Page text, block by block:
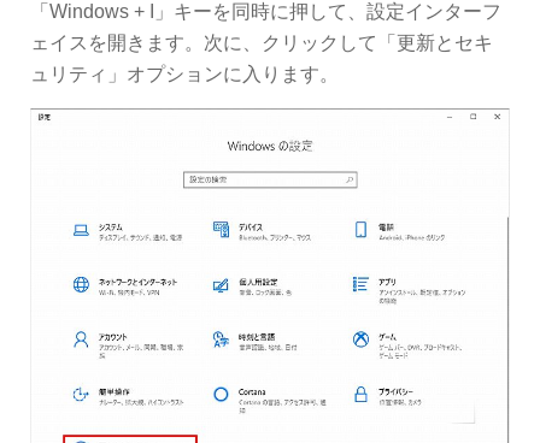
「Windows + I」キーを同時に押して、設定インターフ
ェイスを開きます。次に、クリックして「更新とセキ
ュリティ」オプションに入ります。